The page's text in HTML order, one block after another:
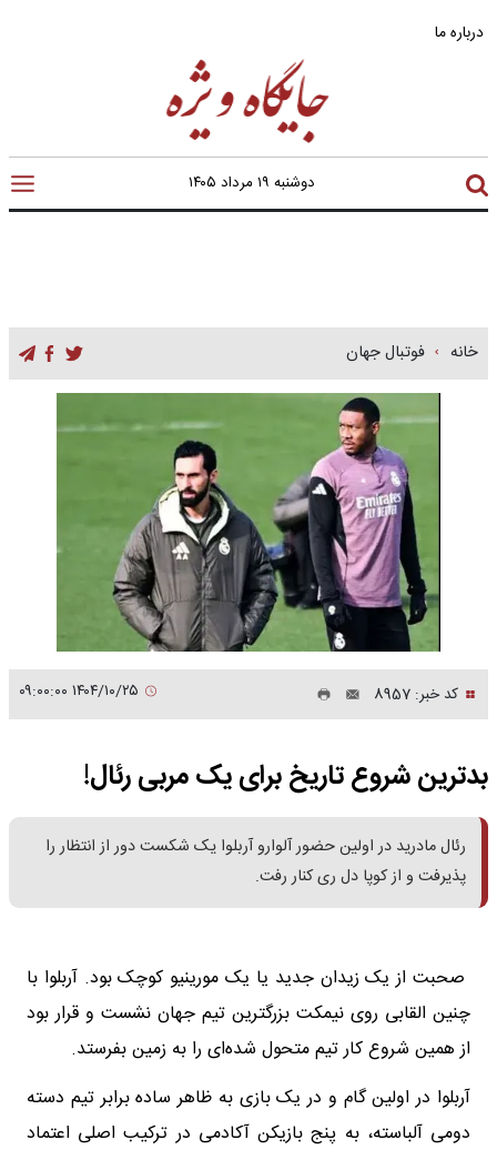
درباره ما
دوشنبه ۱۹ مرداد ۱۴۰۵
خانه فوتبال جهان
کد خبر: 8957
بدترین شروع تاریخ برای یک مربی رئال!
رئال مادرید در اولین حضور آلوارو آربلوا یک شکست دور از انتظار را
پذیرفت و از کوپا دل ری کنار رفت.
صحبت از یک زیدان جدید یا یک مورینیو کوچک بود. آربلوا با
چنین القابی روی نیمکت بزرگترین تیم جهان نشست و قرار بود
از همین شروع کار تیم متحول شده‌ای را به زمین بفرستد.
آربلوا در اولین گام و در یک بازی به ظاهر ساده برابر تیم دسته
دومی آلباسته، به پنج بازیکن آکادمی در ترکیب اصلی اعتماد